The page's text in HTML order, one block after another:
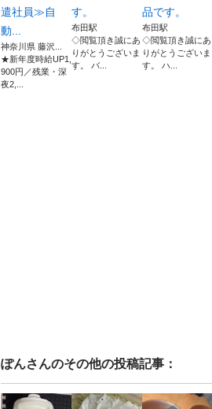
遣社員≫自
動...
神奈川県 藤沢...
★新年度時給UP1,
900円／残業・深
夜2,...
す。
布田駅
◇閲覧頂き誠にあ
りがとうございま
す。 バ...
品です。
布田駅
◇閲覧頂き誠にあ
りがとうございま
す。 ハ...
ぽんさんのその他の投稿記事：